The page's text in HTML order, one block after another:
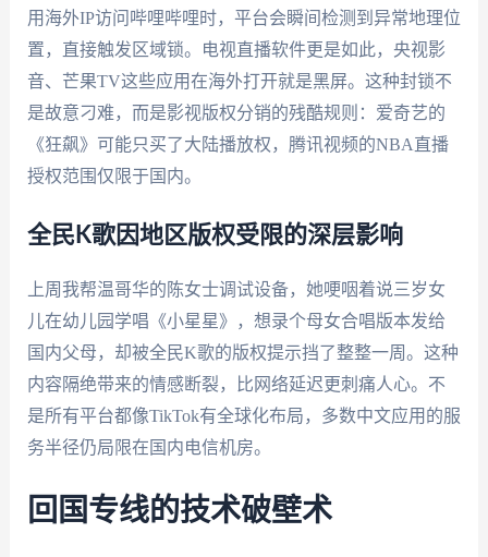
用海外IP访问哔哩哔哩时，平台会瞬间检测到异常地理位
置，直接触发区域锁。电视直播软件更是如此，央视影
音、芒果TV这些应用在海外打开就是黑屏。这种封锁不
是故意刁难，而是影视版权分销的残酷规则：爱奇艺的
《狂飙》可能只买了大陆播放权，腾讯视频的NBA直播
授权范围仅限于国内。
全民K歌因地区版权受限的深层影响
上周我帮温哥华的陈女士调试设备，她哽咽着说三岁女
儿在幼儿园学唱《小星星》，想录个母女合唱版本发给
国内父母，却被全民K歌的版权提示挡了整整一周。这种
内容隔绝带来的情感断裂，比网络延迟更刺痛人心。不
是所有平台都像TikTok有全球化布局，多数中文应用的服
务半径仍局限在国内电信机房。
回国专线的技术破壁术